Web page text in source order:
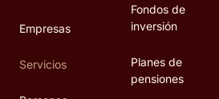
Empresas
Servicios
Fondos de
inversión
Planes de
pensiones